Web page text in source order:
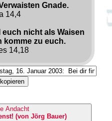
Gnade.
14,4
euch nicht als Waisen
komme zu euch.
14,18
kopieren
Andacht
(von Jörg Bauer)